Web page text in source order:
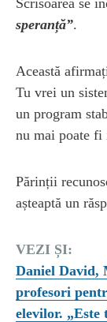
speranță”.
Această
Tu vrei un
un program
nu mai poate fi
Părinții
așteaptă un
VEZI ȘI:
Daniel David,
profesori
elevilor.